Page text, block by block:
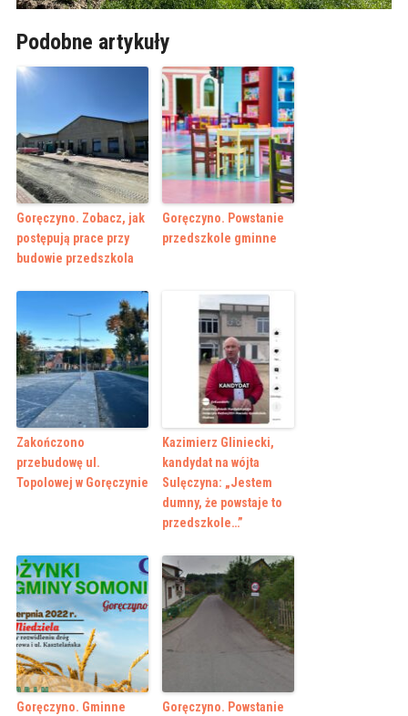
Podobne artykuły
Goręczyno. Zobacz, jak
postępują prace przy
budowie przedszkola
Goręczyno. Powstanie
przedszkole gminne
Zakończono
przebudowę ul.
Topolowej w Goręczynie
Kazimierz Gliniecki,
kandydat na wójta
Sulęczyna: „Jestem
dumny, że powstaje to
przedszkole…”
Goręczyno. Gminne
Goręczyno. Powstanie